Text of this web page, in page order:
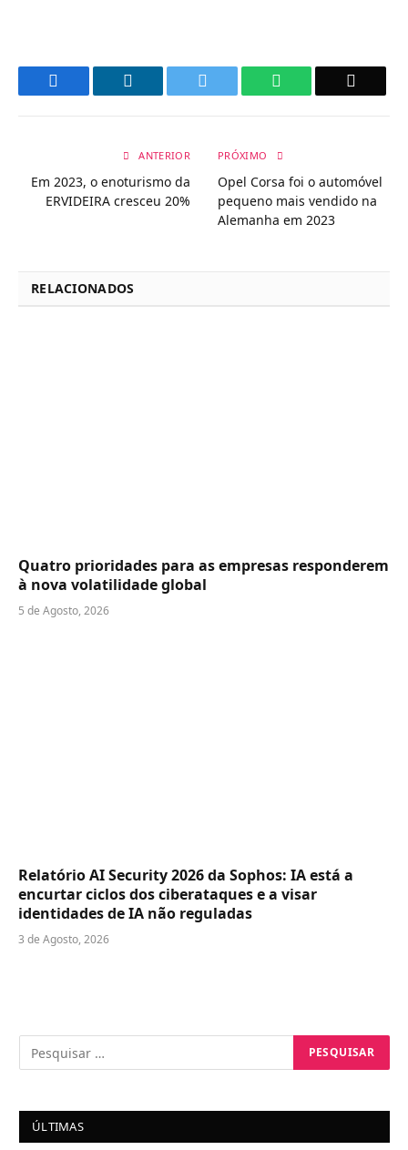
WhatsApp
ANTERIOR
Em 2023, o enoturismo da
ERVIDEIRA cresceu 20%
PRÓXIMO
Opel Corsa foi o automóvel
pequeno mais vendido na
Alemanha em 2023
RELACIONADOS
Quatro prioridades para as empresas responderem
à nova volatilidade global
5 de Agosto, 2026
Relatório AI Security 2026 da Sophos: IA está a
encurtar ciclos dos ciberataques e a visar
identidades de IA não reguladas
3 de Agosto, 2026
ÚLTIMAS